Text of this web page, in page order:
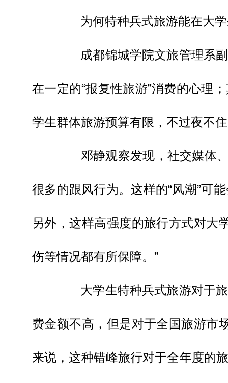
为何特种兵式旅游能在大学
成都锦城学院文旅管理系副
在一定的“报复性旅游”消费的心理
学生群体旅游预算有限，不过夜不
邓静观察发现，社交媒体、
很多的跟风行为。这样的“风潮”可
另外，这样高强度的旅行方式对大
伤等情况都有所保障。”
大学生特种兵式旅游对于旅
费金额不高，但是对于全国旅游市
来说，这种错峰旅行对于全年度的